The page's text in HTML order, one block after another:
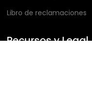
Libro de reclamaciones
Recursos y Legal